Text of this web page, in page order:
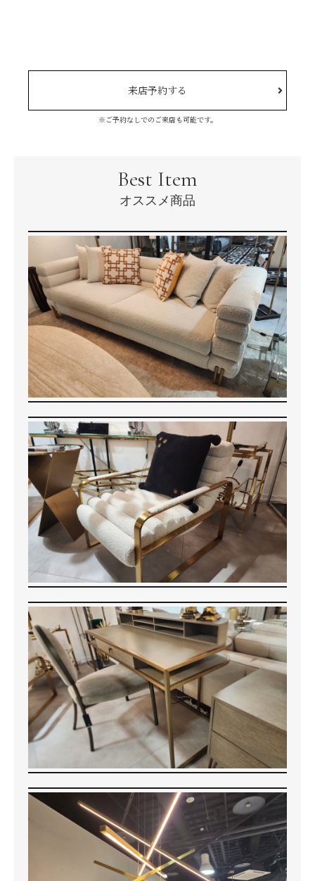
来店予約する
※ご予約なしでのご来店も可能です。
Best Item
オススメ商品